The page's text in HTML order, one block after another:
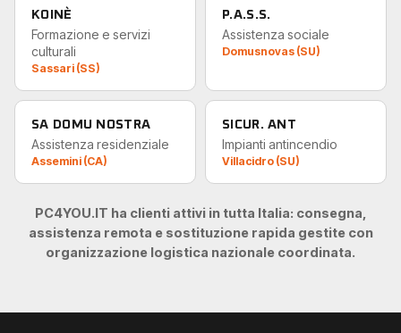
KOINÈ
Formazione e servizi
culturali
Sassari (SS)
P.A.S.S.
Assistenza sociale
Domusnovas (SU)
SA DOMU NOSTRA
Assistenza residenziale
Assemini (CA)
SICUR. ANT
Impianti antincendio
Villacidro (SU)
PC4YOU.IT ha clienti attivi in tutta Italia: consegna,
assistenza remota e sostituzione rapida gestite con
organizzazione logistica nazionale coordinata.